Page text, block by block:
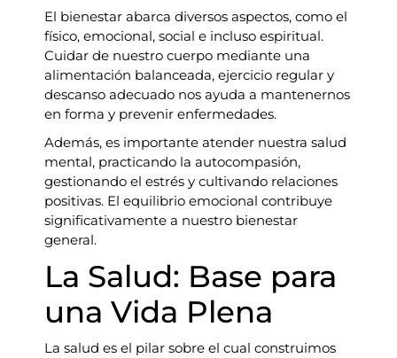
El bienestar abarca diversos aspectos, como el
físico, emocional, social e incluso espiritual.
Cuidar de nuestro cuerpo mediante una
alimentación balanceada, ejercicio regular y
descanso adecuado nos ayuda a mantenernos
en forma y prevenir enfermedades.
Además, es importante atender nuestra salud
mental, practicando la autocompasión,
gestionando el estrés y cultivando relaciones
positivas. El equilibrio emocional contribuye
significativamente a nuestro bienestar
general.
La Salud: Base para
una Vida Plena
La salud es el pilar sobre el cual construimos